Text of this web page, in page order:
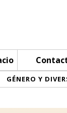
GÉNERO Y